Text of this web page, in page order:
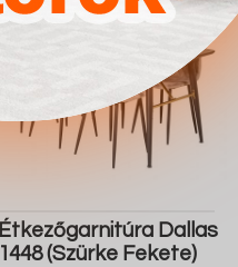
Étkezőgarnitúra Dallas
1448 (Szürke Fekete)